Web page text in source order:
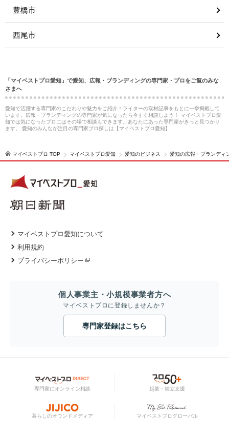
豊橋市
西尾市
「マイベストプロ愛知」で愛知、広報・ブランディングの専門家・プロをご覧のみな
さまへ
愛知で活躍する専門家のこだわりや魅力をご紹介！ライターの取材記事をもとに一挙掲載して
います。広報・ブランディングの専門家が気になったら今すぐ相談しよう！ マイベストプロ愛
知では気になったプロにはその場で相談もできます。あなたにあった専門家がきっと見つかり
ます。 愛知のみんなが注目の専門家プロ探しは【マイベストプロ愛知】
マイベストプロ TOP マイベストプロ愛知 愛知のビジネス 愛知の広報・ブランディ
マイベストプロ愛知について
利用規約
プライバシーポリシー
個人事業主・小規模事業者方へ
マイベストプロに登録しませんか？
専門家登録はこちら
専門家にオンライン相談 起業・独立支援
暮らしのオウンドメディア マイベストプログローバル